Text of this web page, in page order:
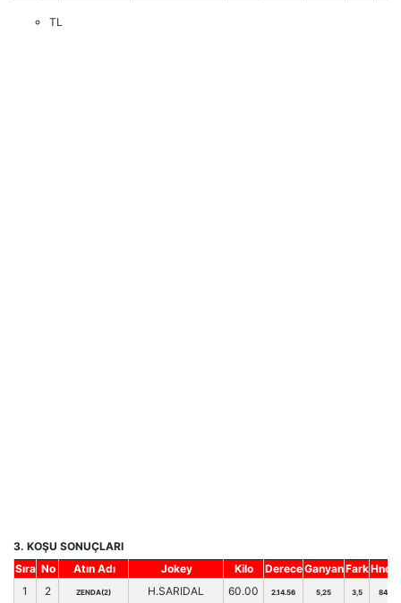
TL
3. KOŞU SONUÇLARI
Sıra No Atın Adı Jokey Kilo DereceGanyanFarkHnd.
1
2 ZENDA(2) H.SARIDAL 60.00 2.14.56 5,25
3,5
84